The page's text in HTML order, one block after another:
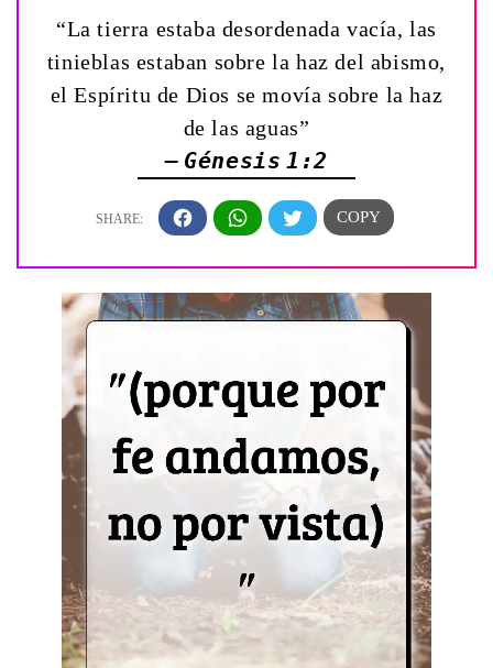
“La tierra estaba desordenada vacía, las
tinieblas estaban sobre la haz del abismo,
el Espíritu de Dios se movía sobre la haz
de las aguas”
— Génesis 1:2